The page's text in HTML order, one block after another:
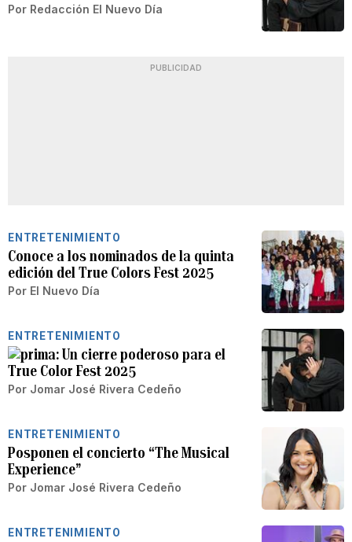
Por Redacción El Nuevo Día
PUBLICIDAD
ENTRETENIMIENTO
Conoce a los nominados de la quinta
edición del True Colors Fest 2025
Por El Nuevo Día
ENTRETENIMIENTO
Un cierre poderoso para el
True Color Fest 2025
Por Jomar José Rivera Cedeño
ENTRETENIMIENTO
Posponen el concierto “The Musical
Experience”
Por Jomar José Rivera Cedeño
ENTRETENIMIENTO